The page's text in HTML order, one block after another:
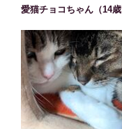
愛猫チョコちゃん（14歳